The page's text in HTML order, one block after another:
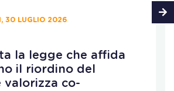
30 LUGLIO 2026
la legge che affida
il riordino del
valorizza co-